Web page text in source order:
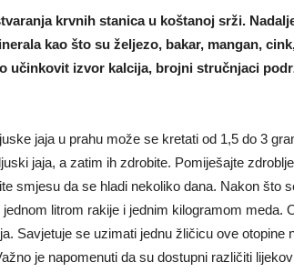
krvnih stanica u koštanoj srži.
kao što su željezo, bakar, mangan,
učinkovit izvor kalcija, brojni stručnjaci
jaja u prahu može se kretati od 1,5 do 3
jaja, a zatim ih zdrobite. Pomiješajte
smjesu da se hladi nekoliko dana. Nakon što
litrom rakije i jednim kilogramom meda.
Savjetuje se uzimati jednu žličicu ove otopine
je napomenuti da su dostupni različiti